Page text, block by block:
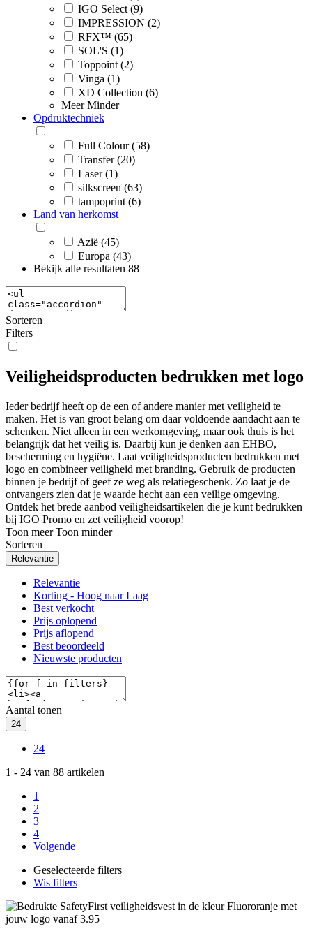
IGO Select (9)
IMPRESSION (2)
RFX™ (65)
SOL'S (1)
Toppoint (2)
Vinga (1)
XD Collection (6)
Meer Minder
Opdruktechniek
Full Colour (58)
Transfer (20)
Laser (1)
silkscreen (63)
tampoprint (6)
Land van herkomst
Azië (45)
Europa (43)
Bekijk alle resultaten 88
Sorteren
Filters
Veiligheidsproducten bedrukken met logo
Ieder bedrijf heeft op de een of andere manier met veiligheid te
maken. Het is van groot belang om daar voldoende aandacht aan te
schenken. Niet alleen in een werkomgeving, maar ook thuis is het
belangrijk dat het veilig is. Daarbij kun je denken aan EHBO,
bescherming en hygiëne. Laat veiligheidsproducten bedrukken met
logo en combineer veiligheid met branding. Gebruik de producten
binnen je bedrijf of geef ze weg als relatiegeschenk. Zo laat je de
ontvangers zien dat je waarde hecht aan een veilige omgeving.
Ontdek het brede aanbod veiligheidsartikelen die je kunt bedrukken
bij IGO Promo en zet veiligheid voorop!
Toon meer Toon minder
Sorteren
Relevantie
Relevantie
Korting - Hoog naar Laag
Best verkocht
Prijs oplopend
Prijs aflopend
Best beoordeeld
Nieuwste producten
Aantal tonen
24
24
1 - 24 van 88 artikelen
1
2
3
4
Volgende
Geselecteerde filters
Wis filters